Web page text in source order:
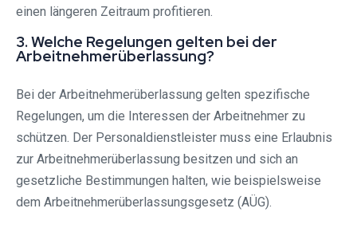
einen längeren Zeitraum profitieren.
3. Welche Regelungen gelten bei der
Arbeitnehmerüberlassung?
Bei der Arbeitnehmerüberlassung gelten spezifische
Regelungen, um die Interessen der Arbeitnehmer zu
schützen. Der Personaldienstleister muss eine Erlaubnis
zur Arbeitnehmerüberlassung besitzen und sich an
gesetzliche Bestimmungen halten, wie beispielsweise
dem Arbeitnehmerüberlassungsgesetz (AÜG).